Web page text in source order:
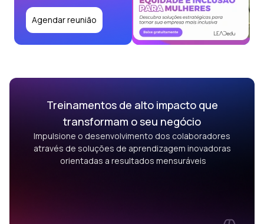
Agendar reunião
Treinamentos de alto impacto que
transformam o seu negócio
Impulsione o desenvolvimento dos colaboradores
através de soluções de aprendizagem inovadoras
orientadas a resultados mensuráveis